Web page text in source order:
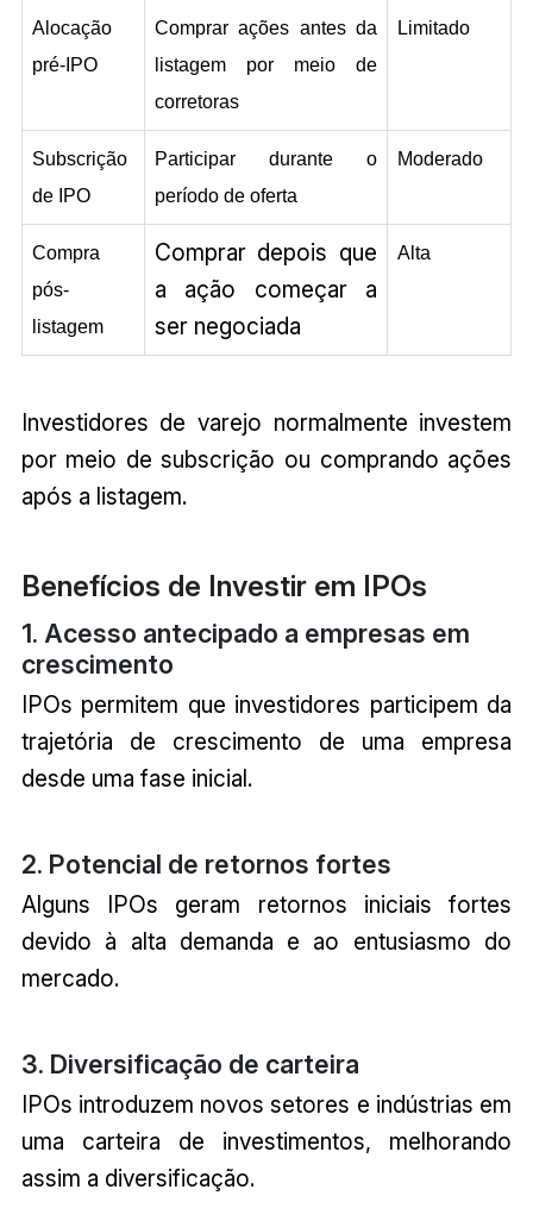
Alocação
pré-IPO
Comprar ações antes da
listagem por meio de
corretoras
Limitado
Subscrição
de IPO
Participar durante o
período de oferta
Moderado
Compra
pós-
listagem
Comprar depois que
a ação começar a
ser negociada
Alta
Investidores de varejo normalmente investem
por meio de subscrição ou comprando ações
após a listagem.
Benefícios de Investir em IPOs
1. Acesso antecipado a empresas em
crescimento
IPOs permitem que investidores participem da
trajetória de crescimento de uma empresa
desde uma fase inicial.
2. Potencial de retornos fortes
Alguns IPOs geram retornos iniciais fortes
devido à alta demanda e ao entusiasmo do
mercado.
3. Diversificação de carteira
IPOs introduzem novos setores e indústrias em
uma carteira de investimentos, melhorando
assim a diversificação.